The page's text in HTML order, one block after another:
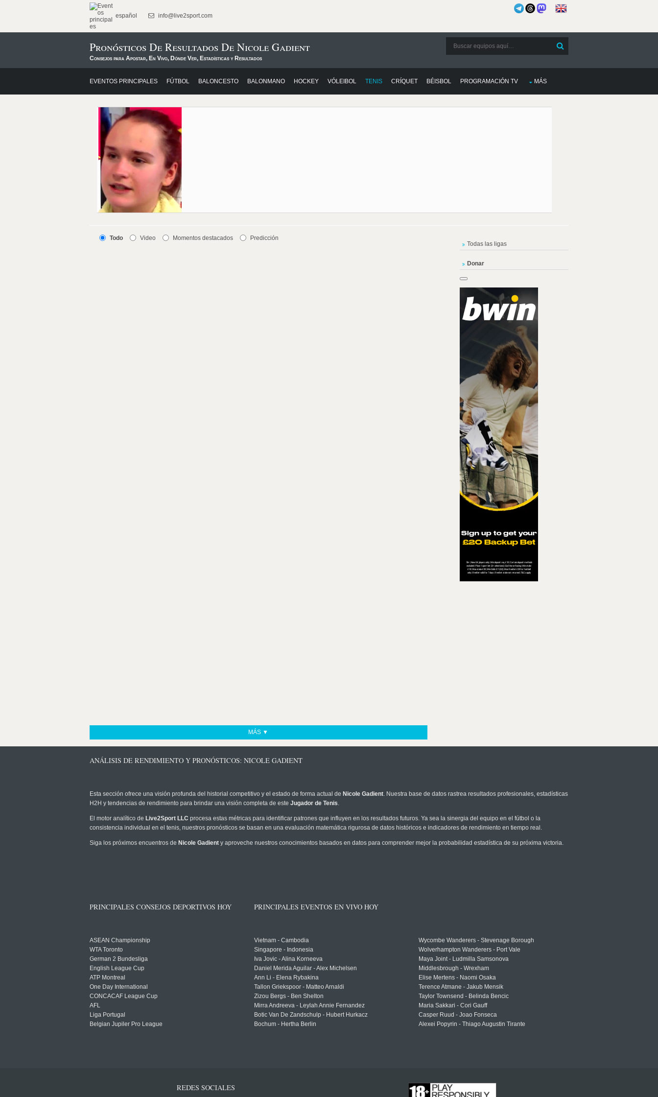
español info@live2sport.com
Pronósticos De Resultados De Nicole Gadient
Consejos para Apostar, En Vivo, Dónde Ver, Estadísticas y Resultados
EVENTOS PRINCIPALES FÚTBOL BALONCESTO BALONMANO HOCKEY VÓLEIBOL TENIS CRÍQUET BÉISBOL PROGRAMACIÓN TV MÁS
Todo Video Momentos destacados Predicción
MÁS ▼
Todas las ligas
Donar
ANÁLISIS DE RENDIMIENTO Y PRONÓSTICOS: NICOLE GADIENT
Esta sección ofrece una visión profunda del historial competitivo y el estado de forma actual de Nicole Gadient. Nuestra base de datos rastrea resultados profesionales, estadísticas
H2H y tendencias de rendimiento para brindar una visión completa de este Jugador de Tenis.
El motor analítico de Live2Sport LLC procesa estas métricas para identificar patrones que influyen en los resultados futuros. Ya sea la sinergia del equipo en el fútbol o la
consistencia individual en el tenis, nuestros pronósticos se basan en una evaluación matemática rigurosa de datos históricos e indicadores de rendimiento en tiempo real.
Siga los próximos encuentros de Nicole Gadient y aproveche nuestros conocimientos basados en datos para comprender mejor la probabilidad estadística de su próxima victoria.
PRINCIPALES CONSEJOS DEPORTIVOS HOY
ASEAN Championship
WTA Toronto
German 2 Bundesliga
English League Cup
ATP Montreal
One Day International
CONCACAF League Cup
AFL
Liga Portugal
Belgian Jupiler Pro League
PRINCIPALES EVENTOS EN VIVO HOY
Vietnam - Cambodia
Singapore - Indonesia
Iva Jovic - Alina Korneeva
Daniel Merida Aguilar - Alex Michelsen
Ann Li - Elena Rybakina
Tallon Griekspoor - Matteo Arnaldi
Zizou Bergs - Ben Shelton
Mirra Andreeva - Leylah Annie Fernandez
Botic Van De Zandschulp - Hubert Hurkacz
Bochum - Hertha Berlin
Wycombe Wanderers - Stevenage Borough
Wolverhampton Wanderers - Port Vale
Maya Joint - Ludmilla Samsonova
Middlesbrough - Wrexham
Elise Mertens - Naomi Osaka
Terence Atmane - Jakub Mensik
Taylor Townsend - Belinda Bencic
Maria Sakkari - Cori Gauff
Casper Ruud - Joao Fonseca
Alexei Popyrin - Thiago Augustin Tirante
REDES SOCIALES